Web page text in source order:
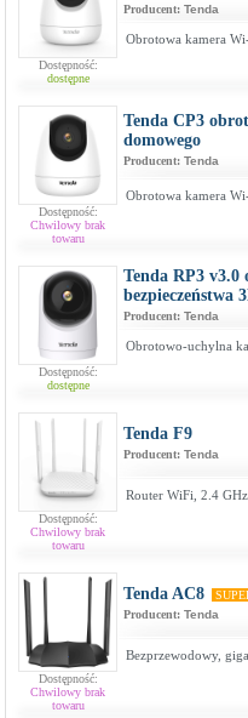
Dostępność:
dostępne
Producent: Tenda
Obrotowa kamera
Dostępność:
Chwilowy brak
towaru
Tenda CP3
domowego
Producent: Tenda
Obrotowa kamera
Dostępność:
dostępne
Tenda RP3
bezpieczeństwa
Producent: Tenda
Obrotowo-uchylna
Dostępność:
Chwilowy brak
towaru
Tenda F9
Producent: Tenda
Router WiFi, 2.4
Dostępność:
Chwilowy brak
towaru
Tenda AC8
Producent: Tenda
Bezprzewodowy,